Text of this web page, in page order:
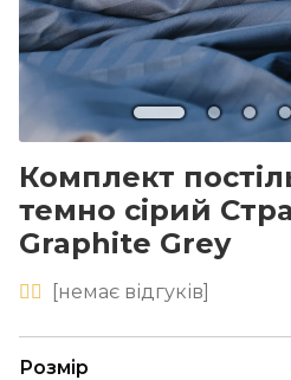
Комплект
темно сірий
Graphite Grey
[немаєвідгуків]
Розмір